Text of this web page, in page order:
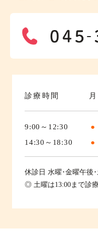
診療時間 月
9:00～12:30 ●
14:30～18:30
●
休診日 水曜･金曜午後
◎ 土曜は13:00まで診